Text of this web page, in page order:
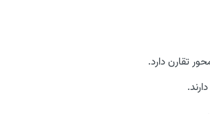
تقارن دارد.